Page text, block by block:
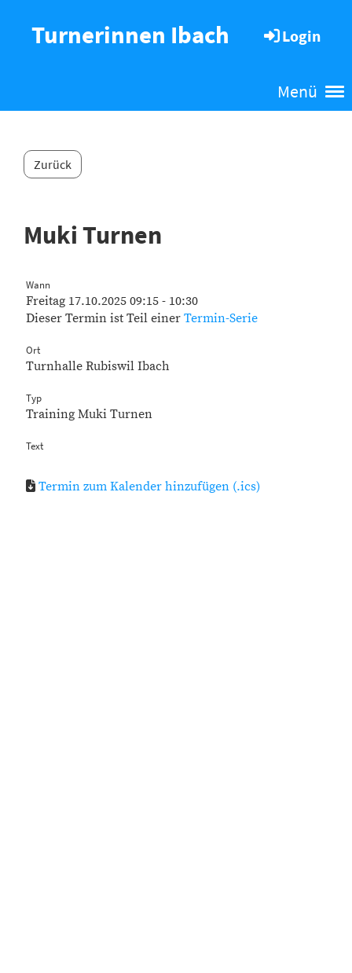
Turnerinnen Ibach Login
Menü
Zurück
Muki Turnen
Wann
Freitag 17.10.2025 09:15 - 10:30
Dieser Termin ist Teil einer Termin-Serie
Ort
Turnhalle Rubiswil Ibach
Typ
Training Muki Turnen
Text
Termin zum Kalender hinzufügen (.ics)